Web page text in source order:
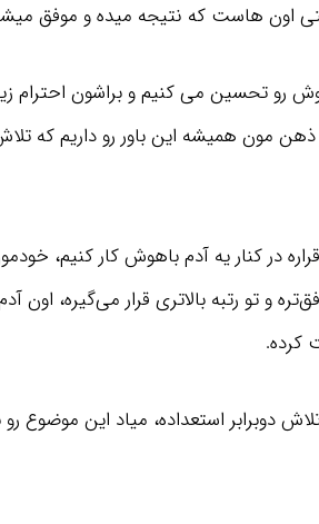
اون هاست که نتیجه میده و موفق
تحسین می کنیم و براشون احترام
مون همیشه این باور رو داریم که
در کنار یه آدم باهوش کار کنیم،
و تو رتبه بالاتری قرار می‌گیره، اون
کرده.
دوبرابر استعداده، میاد این موضوع رو